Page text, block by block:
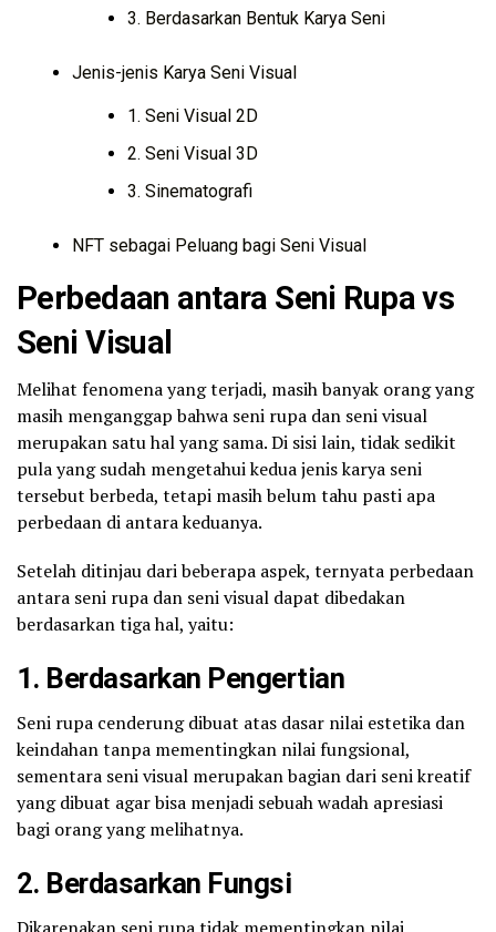
3. Berdasarkan Bentuk Karya Seni
Jenis-jenis Karya Seni Visual
1. Seni Visual 2D
2. Seni Visual 3D
3. Sinematografi
NFT sebagai Peluang bagi Seni Visual
Perbedaan antara Seni Rupa vs
Seni Visual
Melihat fenomena yang terjadi, masih banyak orang yang
masih menganggap bahwa seni rupa dan seni visual
merupakan satu hal yang sama. Di sisi lain, tidak sedikit
pula yang sudah mengetahui kedua jenis karya seni
tersebut berbeda, tetapi masih belum tahu pasti apa
perbedaan di antara keduanya.
Setelah ditinjau dari beberapa aspek, ternyata perbedaan
antara seni rupa dan seni visual dapat dibedakan
berdasarkan tiga hal, yaitu:
1. Berdasarkan Pengertian
Seni rupa cenderung dibuat atas dasar nilai estetika dan
keindahan tanpa mementingkan nilai fungsional,
sementara seni visual merupakan bagian dari seni kreatif
yang dibuat agar bisa menjadi sebuah wadah apresiasi
bagi orang yang melihatnya.
2. Berdasarkan Fungsi